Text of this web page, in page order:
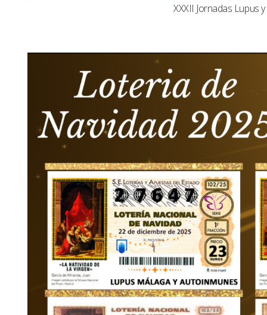
XXXII Jornadas Lupus